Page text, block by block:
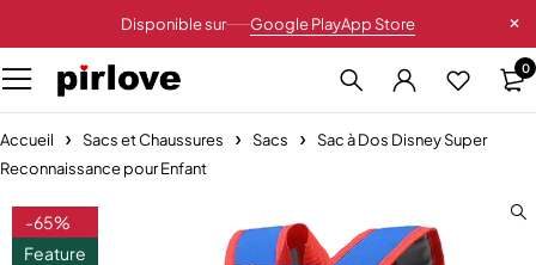
Disponible sur Google PlayApp Store
0
Accueil Sacs et Chaussures Sacs
Sac à Dos Disney Super
Reconnaissance pour Enfant
-65%
Feature